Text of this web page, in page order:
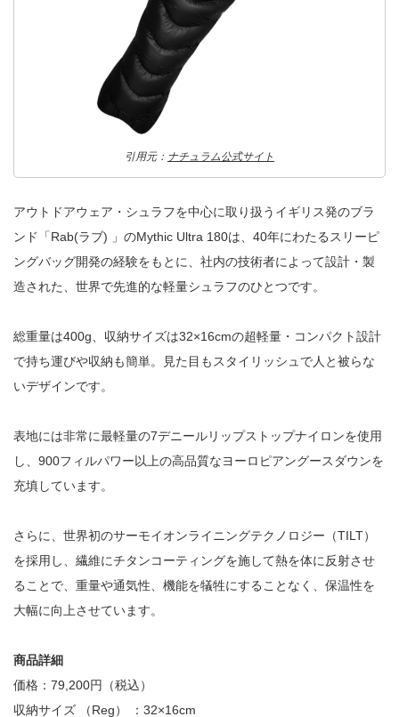
引用元： ナチュラム公式サイト
アウトドアウェア・シュラフを中心に取り扱うイギリス発のブラ
ンド「Rab(ラブ) 」のMythic Ultra 180は、40年にわたるスリーピ
ングバッグ開発の経験をもとに、社内の技術者によって設計・製
造された、世界で先進的な軽量シュラフのひとつです。
総重量は400g、収納サイズは32×16cmの超軽量・コンパクト設計
で持ち運びや収納も簡単。見た目もスタイリッシュで人と被らな
いデザインです。
表地には非常に最軽量の7デニールリップストップナイロンを使用
し、900フィルパワー以上の高品質なヨーロピアングースダウンを
充填しています。
さらに、世界初のサーモイオンライニングテクノロジー（TILT）
を採用し、繊維にチタンコーティングを施して熱を体に反射させ
ることで、重量や通気性、機能を犠牲にすることなく、保温性を
大幅に向上させています。
商品詳細
価格：79,200円（税込）
収納サイズ （Reg） ：32×16cm